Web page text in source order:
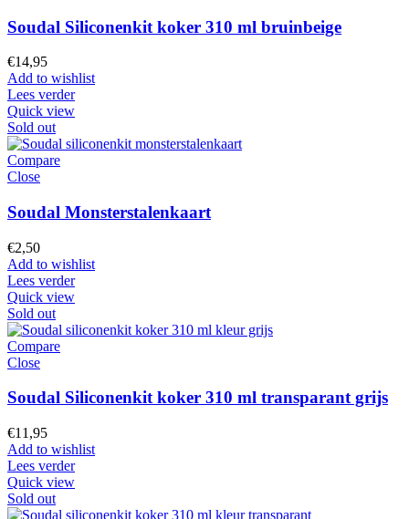
Soudal Siliconenkit koker 310 ml bruinbeige
€14,95
Add to wishlist
Lees verder
Quick view
Sold out
Compare
Close
Soudal Monsterstalenkaart
€2,50
Add to wishlist
Lees verder
Quick view
Sold out
Compare
Close
Soudal Siliconenkit koker 310 ml transparant grijs
€11,95
Add to wishlist
Lees verder
Quick view
Sold out